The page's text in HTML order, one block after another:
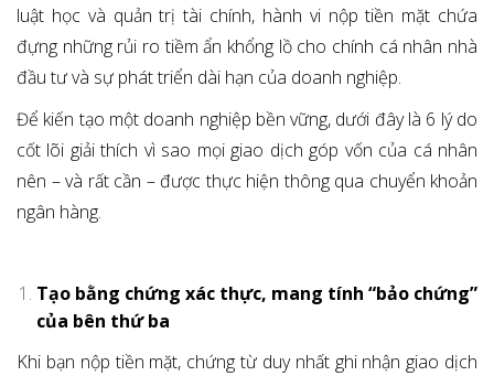
luật học và quản trị tài chính, hành vi nộp tiền mặt chứa
đựng những rủi ro tiềm ẩn khổng lồ cho chính cá nhân nhà
đầu tư và sự phát triển dài hạn của doanh nghiệp.
Để kiến tạo một doanh nghiệp bền vững, dưới đây là 6 lý do
cốt lõi giải thích vì sao mọi giao dịch góp vốn của cá nhân
nên – và rất cần – được thực hiện thông qua chuyển khoản
ngân hàng.
Tạo bằng chứng xác thực, mang tính “bảo chứng”
của bên thứ ba
Khi bạn nộp tiền mặt, chứng từ duy nhất ghi nhận giao dịch